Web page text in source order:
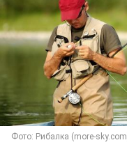
Фото: Рибалка (more-